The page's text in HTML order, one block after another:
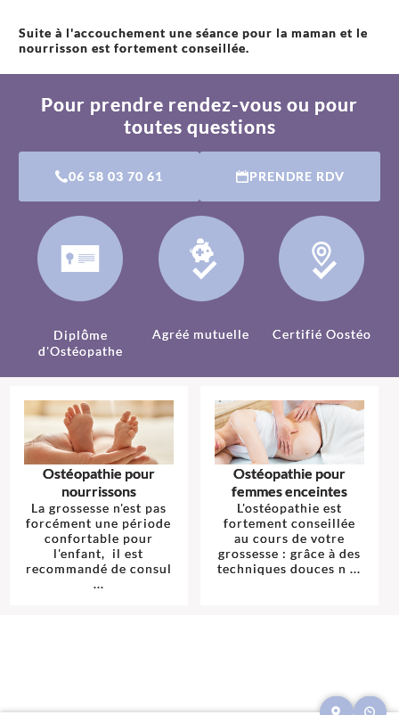
Suite à l'accouchement une séance pour la maman et le
nourrisson est fortement conseillée.
Pour prendre rendez-vous ou pour
toutes questions
06 58 03 70 61 PRENDRE RDV
Diplôme
d'Ostéopathe
Agréé mutuelle Certifié Oostéo
Ostéopathie pour
nourrissons
La grossesse n'est pas
forcément une période
confortable pour
l'enfant, il est
recommandé de consul
...
Ostéopathie pour
femmes enceintes
L'ostéopathie est
fortement conseillée
au cours de votre
grossesse : grâce à des
techniques douces n ...